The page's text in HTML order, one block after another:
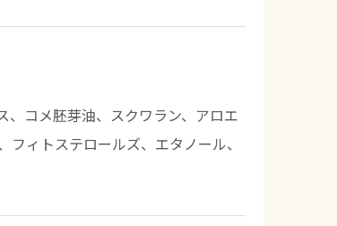
コメ胚芽油、スクワラン、アロエ
ィトステロールズ、エタノール、